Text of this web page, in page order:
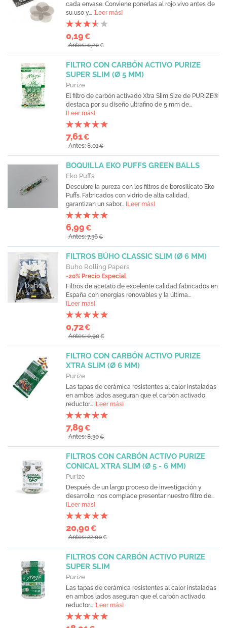
cada envase. Conviene ponerlas al rojo vivo antes de
su uso y... [Leer más]
0,19€
Antes: 0,20€
FILTRO CON CARBÓN ACTIVO PURIZE
SUPER SLIM (Ø 5 MM)
Purize
El filtro de carbón activado Xtra Slim Size de PURIZE®
destaca por su diseño ultrafino de 5 mm de...
[Leer más]
7,61€
Antes: 8,01€
BOQUILLA EKO PUFFS GREEN BALLS
Eko Puffs
Descubre la pureza con los filtros de borosilicato Eko
Puffs. Fabricados con vidrio de alta calidad,
garantizan un sabor... [Leer más]
6,99€
Antes: 7,36€
FILTROS BÚHO CLASSIC SLIM (Ø 6 MM)
Buho Rolling Papers
-20% Precio Especial
Filtros de acetato de excelente calidad fabricados en
España con energías renovables y la última...
[Leer más]
0,72€
Antes: 0,90€
FILTRO CON CARBÓN ACTIVO PURIZE
XTRA SLIM (Ø 6 MM)
Purize
Las tapas de cerámica resistentes al calor instaladas
en ambos lados aseguran que el carbón activado
reductor... [Leer más]
7,89€
Antes: 8,30€
FILTROS CON CARBÓN ACTIVO PURIZE
CONICAL XTRA SLIM (Ø 5 - 6 MM)
Purize
Después de un largo proceso de investigación y
desarrollo, nos complace presentar nuestro filtro de...
[Leer más]
20,90€
Antes: 22,00€
FILTROS CON CARBÓN ACTIVO PURIZE
SUPER SLIM
Purize
Las tapas de cerámica resistentes al calor instaladas
en ambos lados aseguran que el carbón activado
reductor... [Leer más]